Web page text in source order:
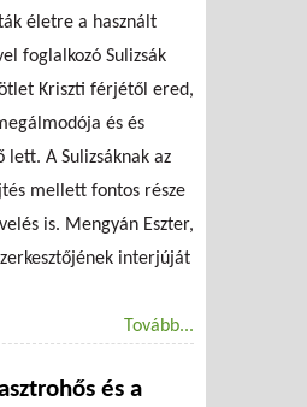
életre a használt
foglalkozó Sulizsák
Kriszti férjétől ered,
és és
lett. A Sulizsáknak az
mellett fontos része
is. Mengyán Eszter,
interjúját
Tovább...
és a